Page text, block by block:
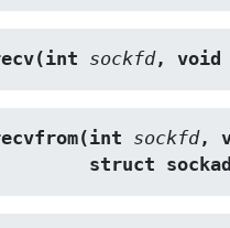
sockfd, void
sockfd,
struct